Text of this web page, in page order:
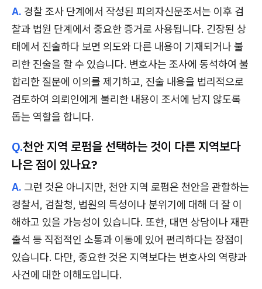
A. 경찰 조사 단계에서 작성된 피의자신문조서는 이후 검
찰과 법원 단계에서 중요한 증거로 사용됩니다. 긴장된 상
태에서 진술하다 보면 의도와 다른 내용이 기재되거나 불
리한 진술을 할 수 있습니다. 변호사는 조사에 동석하여 불
합리한 질문에 이의를 제기하고, 진술 내용을 법리적으로
검토하여 의뢰인에게 불리한 내용이 조서에 남지 않도록
돕는 역할을 합니다.
Q.천안 지역 로펌을 선택하는 것이 다른 지역보다
나은 점이 있나요?
A. 그런 것은 아니지만, 천안 지역 로펌은 천안을 관할하는
경찰서, 검찰청, 법원의 특성이나 분위기에 대해 더 잘 이
해하고 있을 가능성이 있습니다. 또한, 대면 상담이나 재판
출석 등 직접적인 소통과 이동에 있어 편리하다는 장점이
있습니다. 다만, 중요한 것은 지역보다는 변호사의 역량과
사건에 대한 이해도입니다.